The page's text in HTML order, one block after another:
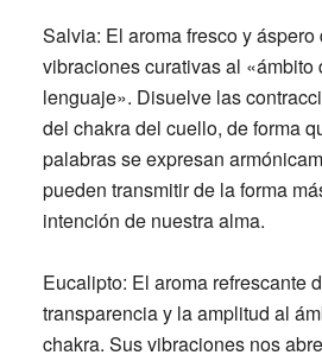
Salvia: El aroma fresco y
vibraciones curativas al «ámbito
lenguaje». Disuelve las
del chakra del cuello, de forma
palabras se expresan
pueden transmitir de la forma
intención de nuestra alma.
Eucalipto: El aroma refrescante
transparencia y la amplitud al
chakra. Sus vibraciones nos